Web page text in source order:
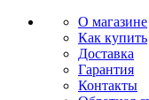
О магазине
Как купить
Доставка
Гарантия
Контакты